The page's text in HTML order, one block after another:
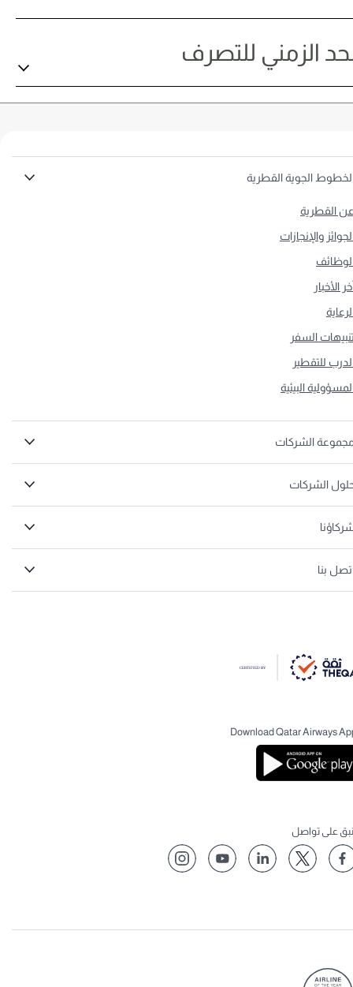
الزمني للتصرف
الجوية القطرية
القطرية
والإنجازات
الأخبار
السفر
للتقطير
البيئية
الشركات
الشركات
بنا
Download Qatar Airways
على تواصل